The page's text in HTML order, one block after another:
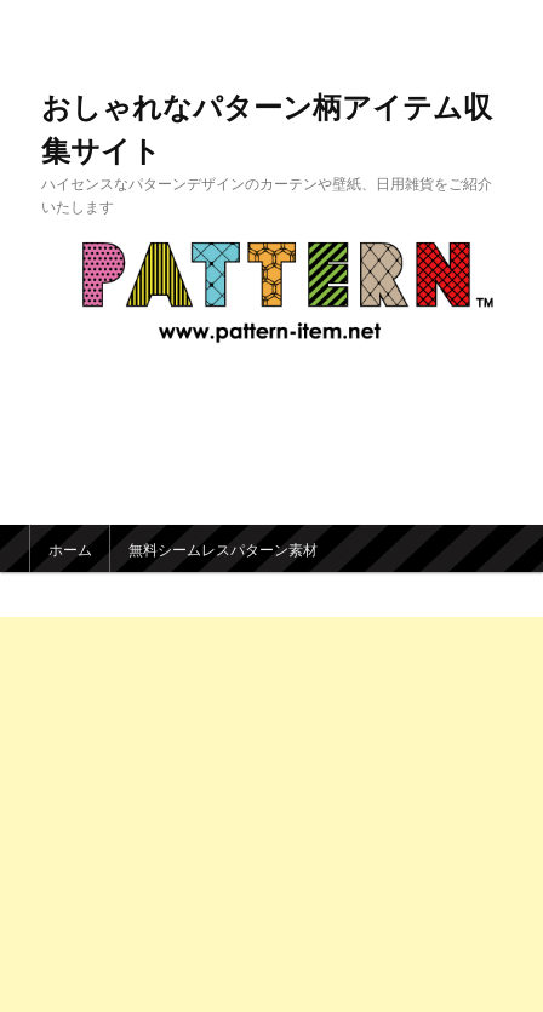
おしゃれなパターン柄アイテム収
集サイト
ハイセンスなパターンデザインのカーテンや壁紙、日用雑貨をご紹介
いたします
メインメニュー
メインコンテンツへ移動
サブコンテンツへ移動
ホーム 無料シームレスパターン素材